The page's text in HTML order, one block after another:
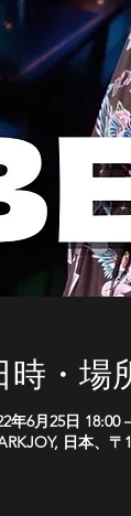
時・場
年6月25日 18:00
日本、